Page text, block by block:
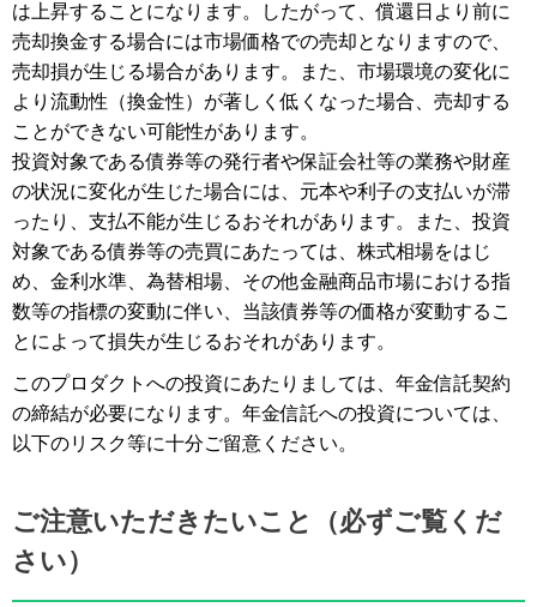
は上昇することになります。したがって、償還日より前に
売却換金する場合には市場価格での売却となりますので、
売却損が生じる場合があります。また、市場環境の変化に
より流動性（換金性）が著しく低くなった場合、売却する
ことができない可能性があります。
投資対象である債券等の発行者や保証会社等の業務や財産
の状況に変化が生じた場合には、元本や利子の支払いが滞
ったり、支払不能が生じるおそれがあります。また、投資
対象である債券等の売買にあたっては、株式相場をはじ
め、金利水準、為替相場、その他金融商品市場における指
数等の指標の変動に伴い、当該債券等の価格が変動するこ
とによって損失が生じるおそれがあります。
このプロダクトへの投資にあたりましては、年金信託契約
の締結が必要になります。年金信託への投資については、
以下のリスク等に十分ご留意ください。
ご注意いただきたいこと（必ずご覧くだ
さい）